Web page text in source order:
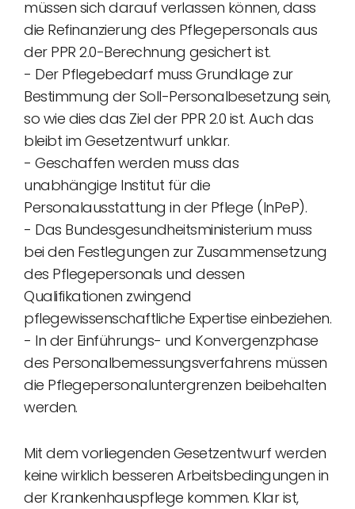
müssen sich darauf verlassen können, dass
die Refinanzierung des Pflegepersonals aus
der PPR 2.0-Berechnung gesichert ist.
- Der Pflegebedarf muss Grundlage zur
Bestimmung der Soll-Personalbesetzung sein,
so wie dies das Ziel der PPR 2.0 ist. Auch das
bleibt im Gesetzentwurf unklar.
- Geschaffen werden muss das
unabhängige Institut für die
Personalausstattung in der Pflege (InPeP).
- Das Bundesgesundheitsministerium muss
bei den Festlegungen zur Zusammensetzung
des Pflegepersonals und dessen
Qualifikationen zwingend
pflegewissenschaftliche Expertise einbeziehen.
- In der Einführungs- und Konvergenzphase
des Personalbemessungsverfahrens müssen
die Pflegepersonaluntergrenzen beibehalten
werden.
Mit dem vorliegenden Gesetzentwurf werden
keine wirklich besseren Arbeitsbedingungen in
der Krankenhauspflege kommen. Klar ist,